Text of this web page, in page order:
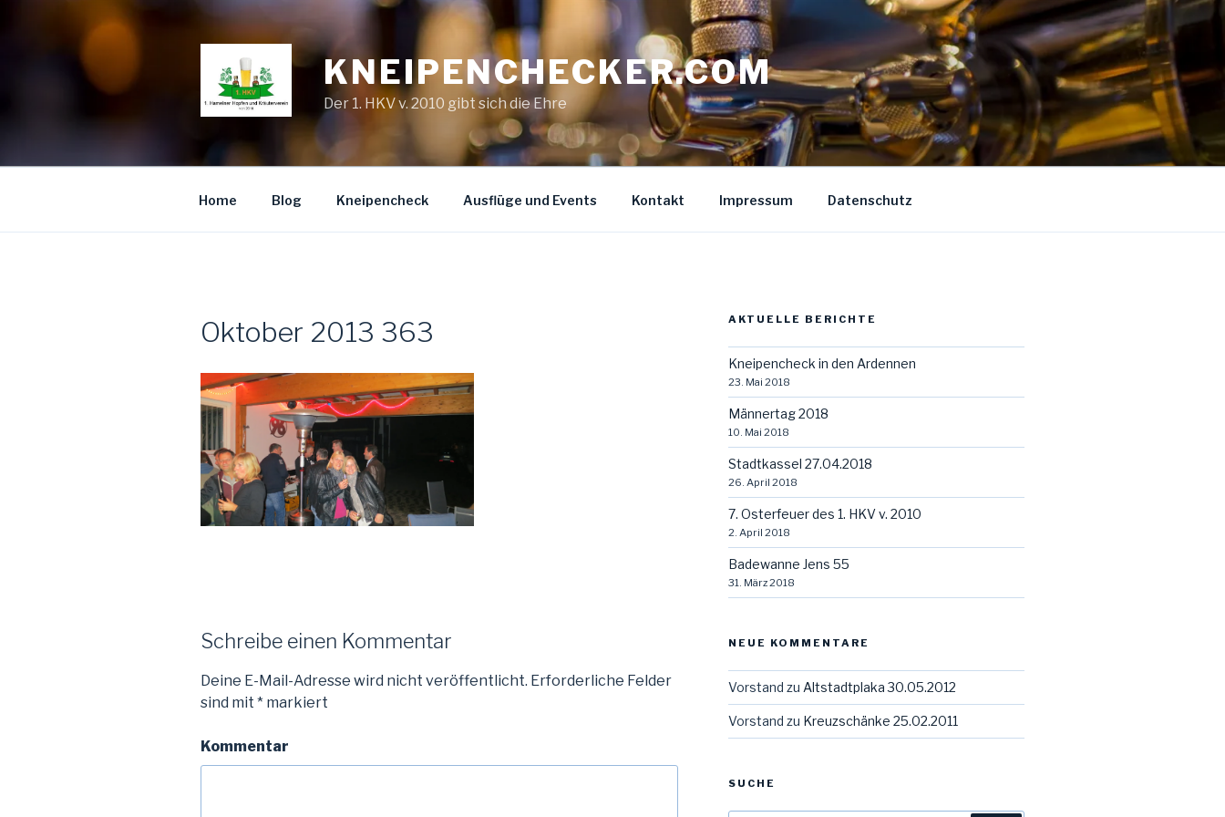
KNEIPENCHECKER.COM
Der 1. HKV v. 2010 gibt sich die Ehre
Home Blog Kneipencheck Ausflüge und Events Kontakt Impressum Datenschutz
Oktober 2013 363
Schreibe einen Kommentar
Deine E-Mail-Adresse wird nicht veröffentlicht. Erforderliche Felder
sind mit * markiert
Kommentar
AKTUELLE BERICHTE
Kneipencheck in den Ardennen
23. Mai 2018
Männertag 2018
10. Mai 2018
Stadtkassel 27.04.2018
26. April 2018
7. Osterfeuer des 1. HKV v. 2010
2. April 2018
Badewanne Jens 55
31. März 2018
NEUE KOMMENTARE
Vorstand zu Altstadtplaka 30.05.2012
Vorstand zu Kreuzschänke 25.02.2011
SUCHE